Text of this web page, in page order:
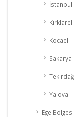
İstanbul
Kırklareli
Kocaeli
Sakarya
Tekirdağ
Yalova
Ege Bölgesi